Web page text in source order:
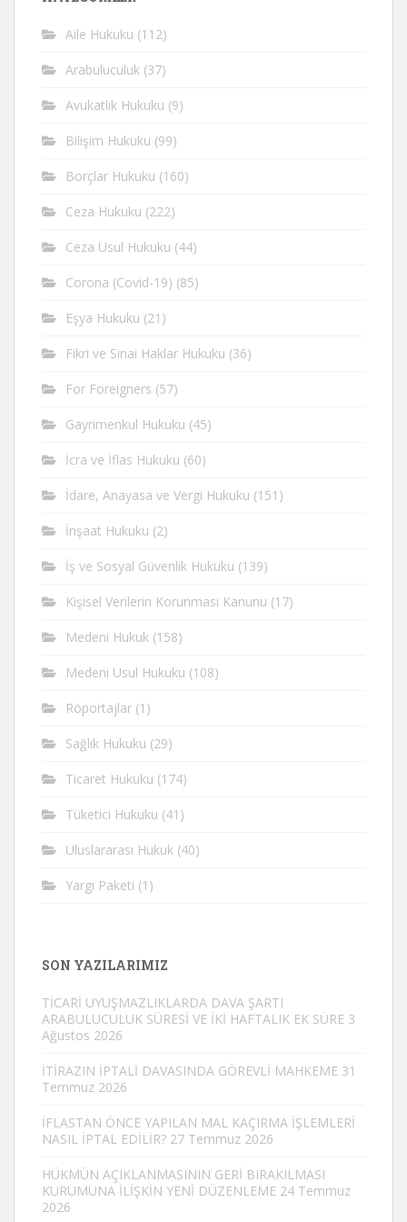
Aile Hukuku (112)
Arabuluculuk (37)
Avukatlık Hukuku (9)
Bilişim Hukuku (99)
Borçlar Hukuku (160)
Ceza Hukuku (222)
Ceza Usul Hukuku (44)
Corona (Covid-19) (85)
Eşya Hukuku (21)
Fikri ve Sinai Haklar Hukuku (36)
For Foreigners (57)
Gayrimenkul Hukuku (45)
İcra ve İflas Hukuku (60)
İdare, Anayasa ve Vergi Hukuku (151)
İnşaat Hukuku (2)
İş ve Sosyal Güvenlik Hukuku (139)
Kişisel Verilerin Korunması Kanunu (17)
Medeni Hukuk (158)
Medeni Usul Hukuku (108)
Röportajlar (1)
Sağlık Hukuku (29)
Ticaret Hukuku (174)
Tüketici Hukuku (41)
Uluslararası Hukuk (40)
Yargı Paketi (1)
SON YAZILARIMIZ
TİCARİ UYUŞMAZLIKLARDA DAVA ŞARTI
ARABULUCULUK SÜRESİ VE İKİ HAFTALIK EK SÜRE 3
Ağustos 2026
İTİRAZIN İPTALİ DAVASINDA GÖREVLİ MAHKEME 31
Temmuz 2026
İFLASTAN ÖNCE YAPILAN MAL KAÇIRMA İŞLEMLERİ
NASIL İPTAL EDİLİR? 27 Temmuz 2026
HÜKMÜN AÇIKLANMASININ GERİ BIRAKILMASI
KURUMUNA İLİŞKİN YENİ DÜZENLEME 24 Temmuz
2026